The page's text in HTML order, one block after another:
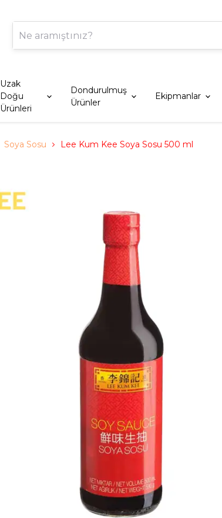
Uzak
Doğu
Ürünleri
Dondurulmuş
Ürünler
Ekipmanlar
Soya Sosu Lee Kum Kee Soya Sosu 500 ml